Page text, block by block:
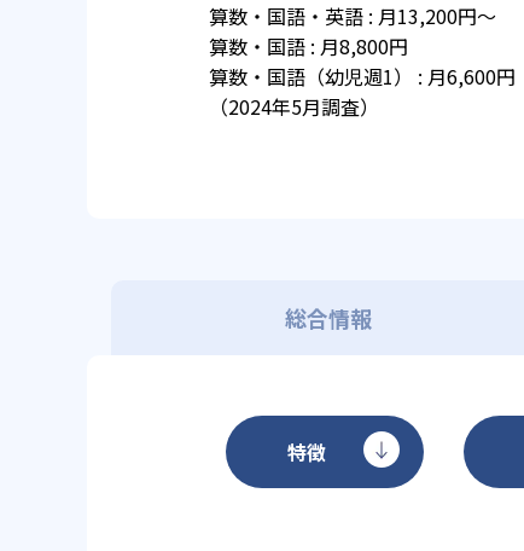
算数・国語・英語 : 月13,200円～
算数・国語 : 月8,800円
算数・国語（幼児週1） : 月6,600円
（2024年5月調査）
総合情報
特徴